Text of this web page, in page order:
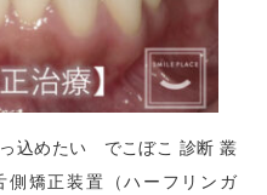
込めたい でこぼこ 診断 叢
矯正装置（ハーフリンガ